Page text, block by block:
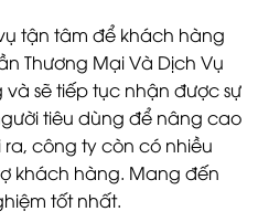
tận tâm để khách hàng
Thương Mại Và Dịch Vụ
và sẽ tiếp tục nhận được sự
tiêu dùng để nâng cao
công ty còn có nhiều
khách hàng. Mang đến
tốt nhất.